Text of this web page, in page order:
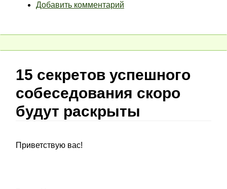
Добавить комментарий
15 секретов успешного
собеседования скоро
будут раскрыты
Приветствую вас!